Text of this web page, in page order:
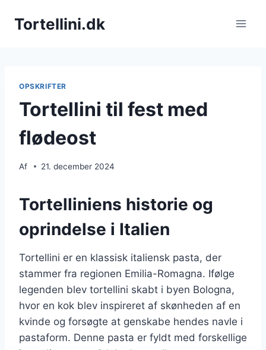
Tortellini.dk
OPSKRIFTER
Tortellini til fest med
flødeost
Af 21. december 2024
Tortelliniens historie og
oprindelse i Italien
Tortellini er en klassisk italiensk pasta, der
stammer fra regionen Emilia-Romagna. Ifølge
legenden blev tortellini skabt i byen Bologna,
hvor en kok blev inspireret af skønheden af en
kvinde og forsøgte at genskabe hendes navle i
pastaform. Denne pasta er fyldt med forskellige